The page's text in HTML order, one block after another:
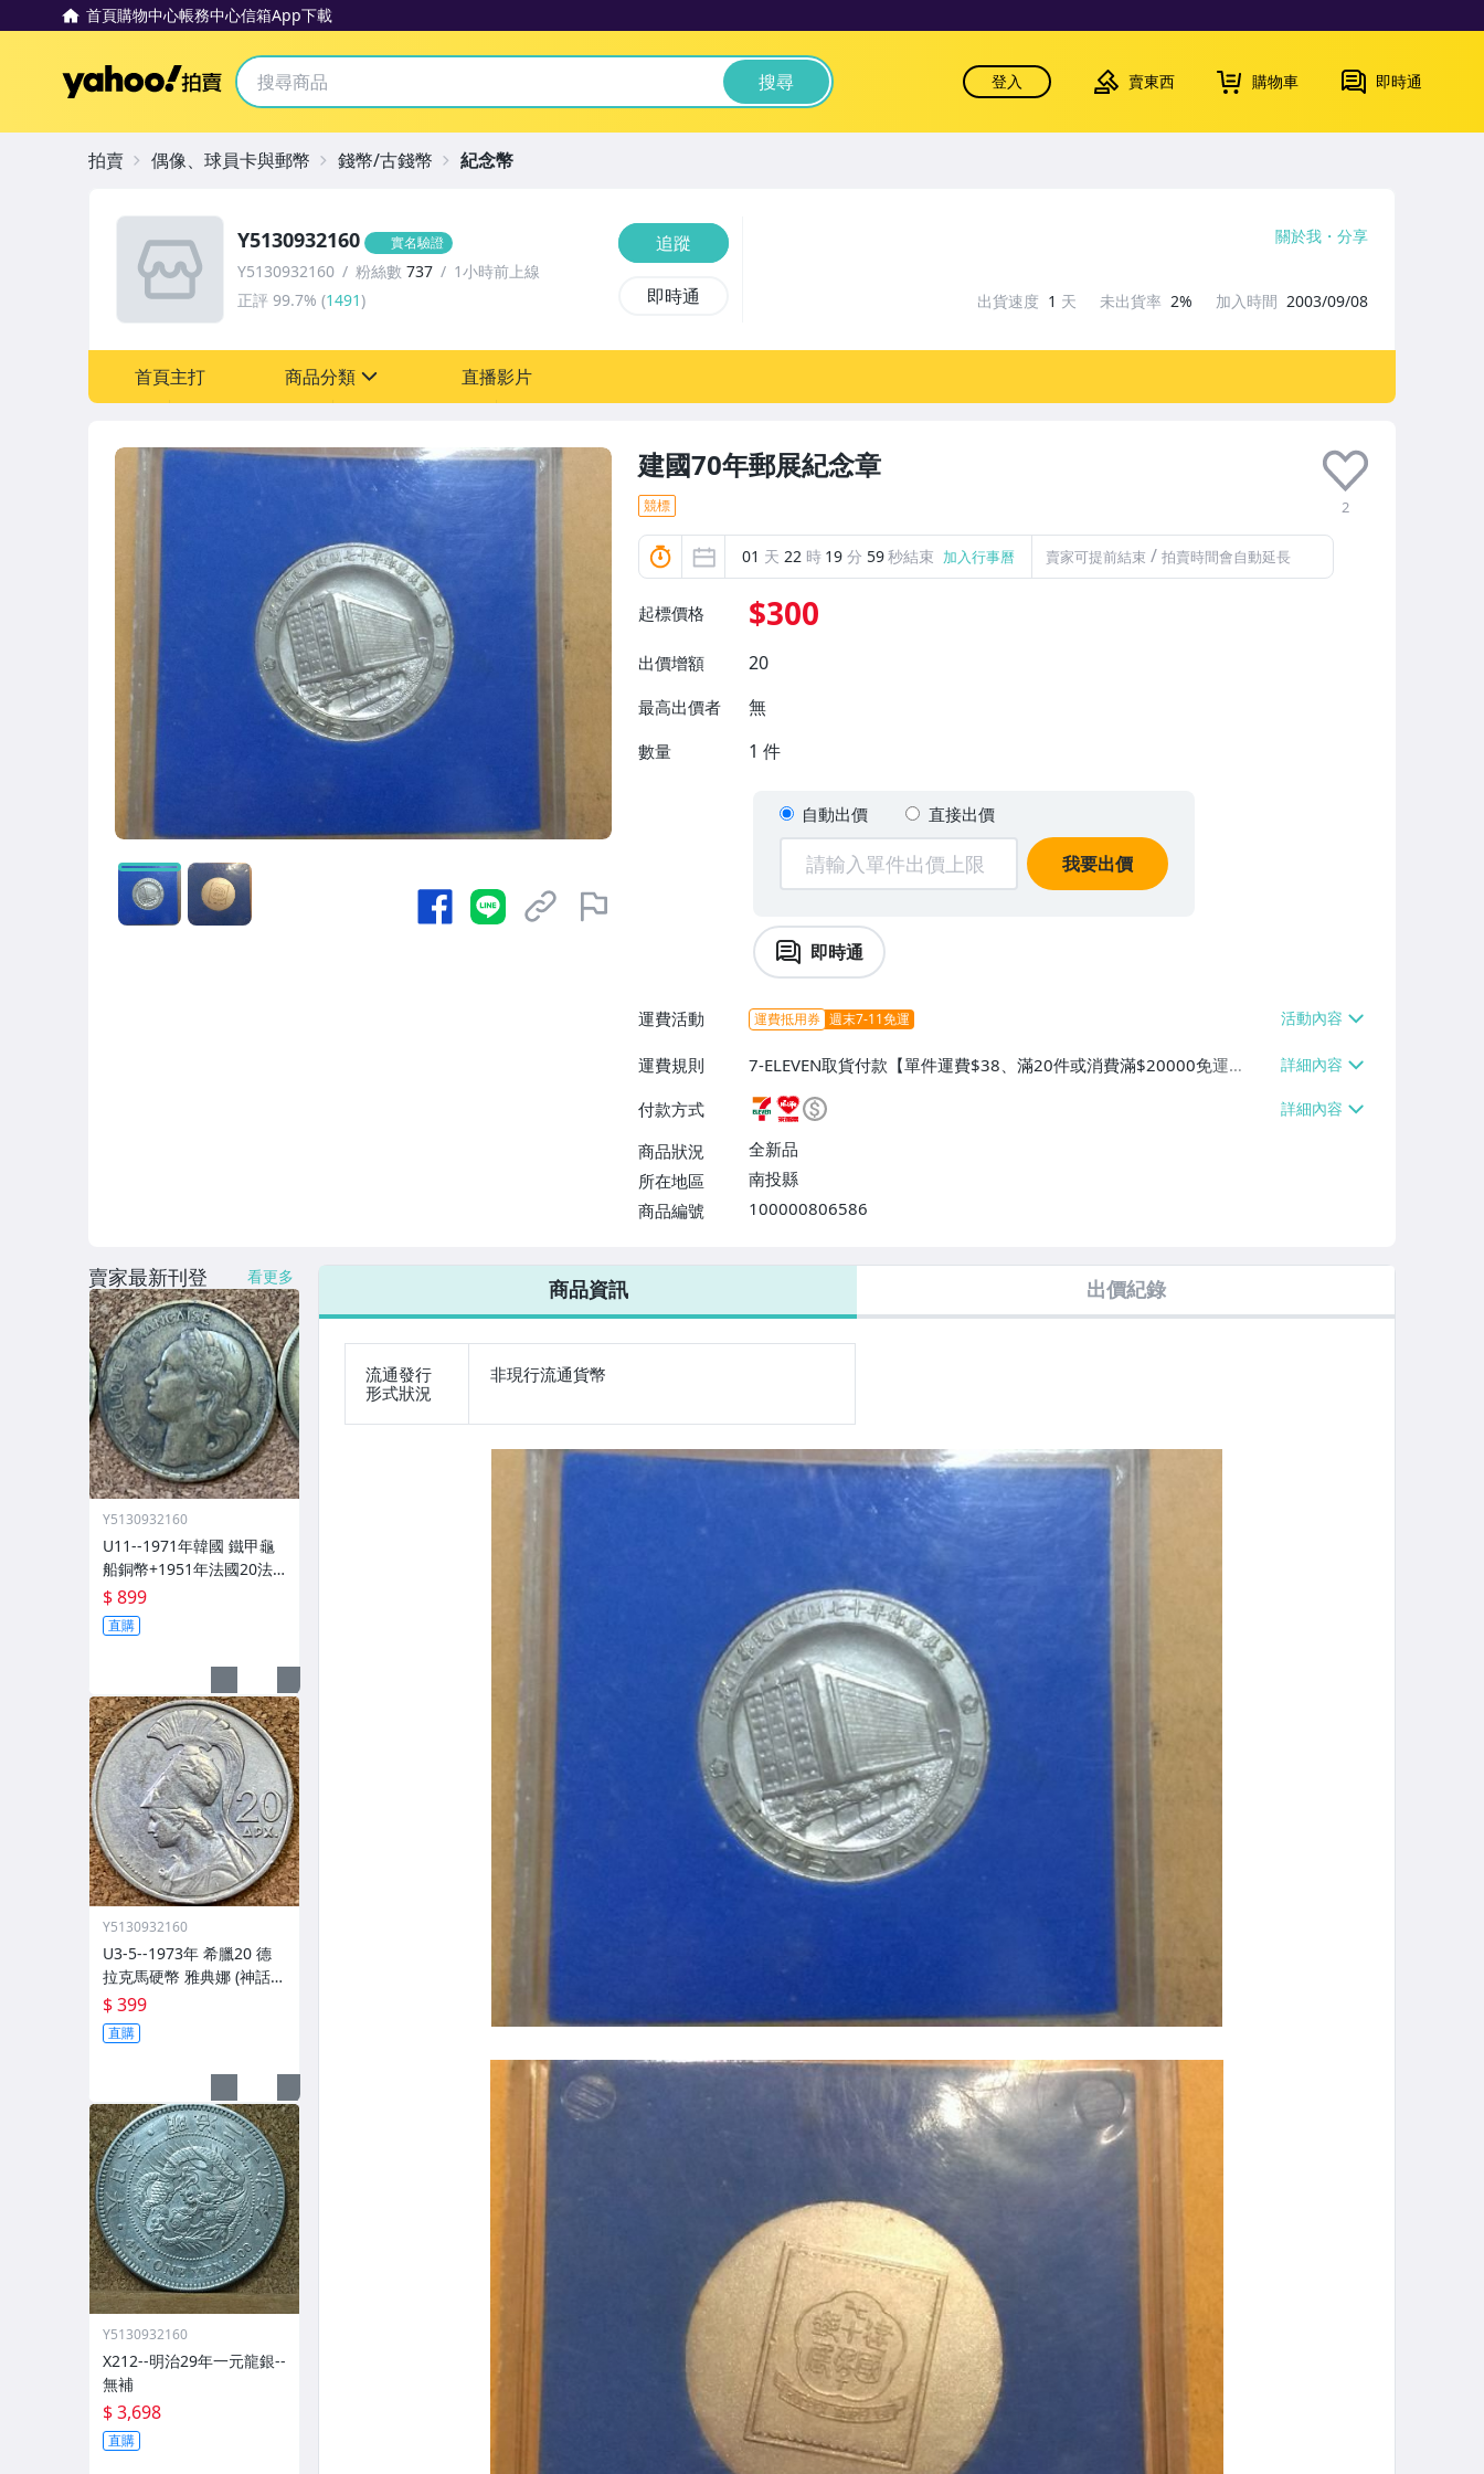
首頁購物中心帳務中心信箱App下載
Yahoo拍賣 搜尋 登入 賣東西 購物車 即時通
建國70年郵展紀念章
2
競標
01 天 22 時 19 分 58秒結束 加入行事曆 賣家可提前結束 / 拍賣時間會自動延長
起標價格 $300
出價增額 20
最高出價者 無
數量 1 件
自動出價 直接出價
我要出價
即時通
運費活動 運費抵用券 週末7-11免運
運費規則
7-ELEVEN取貨付款【單件運費$38、滿20件或消費滿$20000免運
費】、萊爾富取貨付款【單件運費$60、滿20件或消費滿$20000免運
費】、郵局掛號【單件運費$40、滿20件或消費滿$20000免運費】
付款方式
商品狀況
全新品
所在地區
南投縣
商品編號
100000806586
7-ELEVEN 運費只要38元
Y5130932160 實名驗證
Y5130932160 粉絲數 737
1小時前上線
正評 99.7% (1491)
追蹤
即時通
關於我 分享
出貨速度 1 天 未出貨率 2% 加入時間 2003/09/08
首頁主打 商品分類 直播影片
拍賣 偶像、球員卡與郵幣 錢幣/古錢幣 紀念幣
商品資訊 出價紀錄
流通發行
形式狀況
非現行流通貨幣
賣家最新刊登 看更多
Y5130932160
U11--1971年韓國 鐵甲龜
船銅幣+1951年法國20法
郎公雞鋁青銅+1958年埃及
10 米利姆獅身人面像鋁青
銅共3枚
$ 899
直購
Y5130932160
U3-5--1973年 希臘20 德
拉克馬硬幣 雅典娜 (神話中
的智慧女神)與不死鳥
$ 399
直購
Y5130932160
X212--明治29年一元龍銀--
無補
$ 3,698
直購